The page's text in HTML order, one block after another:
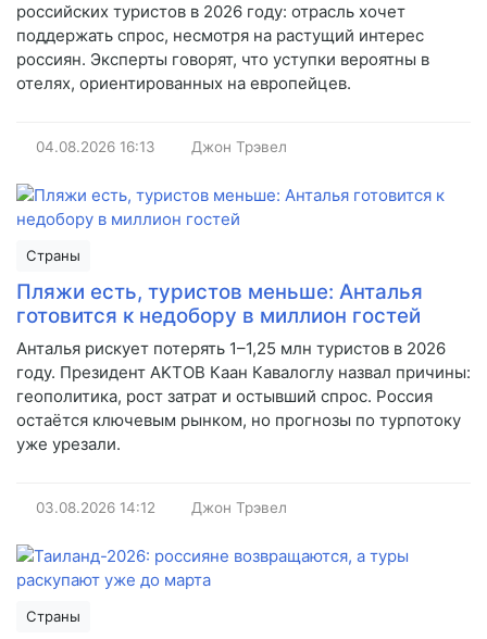
российских туристов в 2026 году: отрасль хочет
поддержать спрос, несмотря на растущий интерес
россиян. Эксперты говорят, что уступки вероятны в
отелях, ориентированных на европейцев.
04.08.2026 16:13 Джон Трэвел
Страны
Пляжи есть, туристов меньше: Анталья
готовится к недобору в миллион гостей
Анталья рискует потерять 1–1,25 млн туристов в 2026
году. Президент AKTOB Каан Кавалоглу назвал причины:
геополитика, рост затрат и остывший спрос. Россия
остаётся ключевым рынком, но прогнозы по турпотоку
уже урезали.
03.08.2026 14:12 Джон Трэвел
Страны